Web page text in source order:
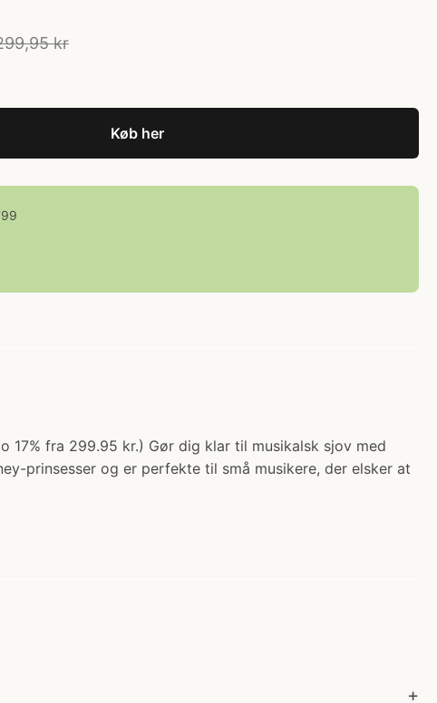
kr
Køb her
17% fra 299.95 kr.) Gør dig klar til musikalsk sjov med
prinsesser og er perfekte til små musikere, der elsker at